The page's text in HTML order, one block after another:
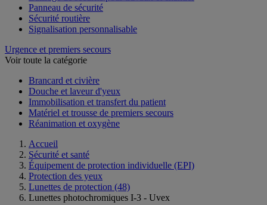
Balisage de sécurité pour travaux et chantier
Panneau de sécurité
Sécurité routière
Urgence et premiers secours
Brancard et civière
Douche et laveur d'yeux
Immobilisation et transfert du patient
Matériel et trousse de premiers secours
Accueil
Sécurité et santé
Équipement de protection individuelle (EPI)
Protection des yeux
Lunettes de protection (48)